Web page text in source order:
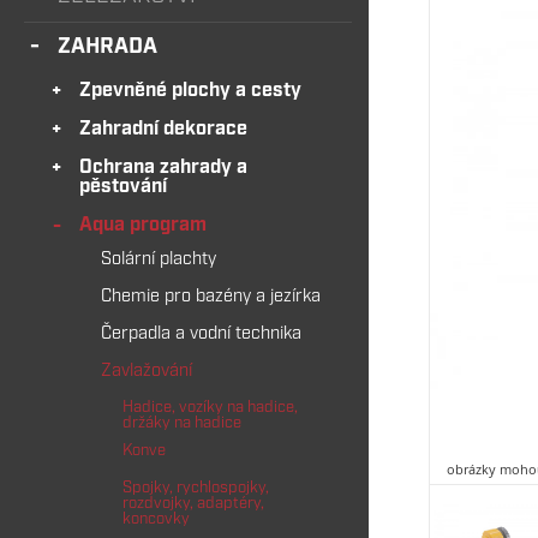
ZAHRADA
Zpevněné plochy a cesty
Zahradní dekorace
Ochrana zahrady a
pěstování
Aqua program
Solární plachty
Chemie pro bazény a jezírka
Čerpadla a vodní technika
Zavlažování
Hadice, vozíky na hadice,
držáky na hadice
Konve
Spojky, rychlospojky,
rozdvojky, adaptéry,
koncovky
obrázky